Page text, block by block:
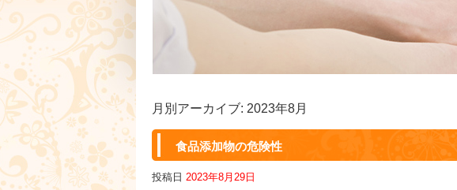
月別アーカイブ: 2023年8月
食品添加物の危険性
投稿日 2023年8月29日